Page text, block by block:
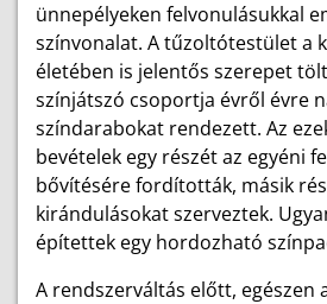
ünnepélyeken felvonulásukkal
színvonalat. A tűzoltótestület a
életében is jelentős szerepet
színjátszó csoportja évről évre
színdarabokat rendezett. Az
bevételek egy részét az egyéni
bővítésére fordították, másik
kirándulásokat szerveztek.
építettek egy hordozható
A rendszerváltás előtt, egészen